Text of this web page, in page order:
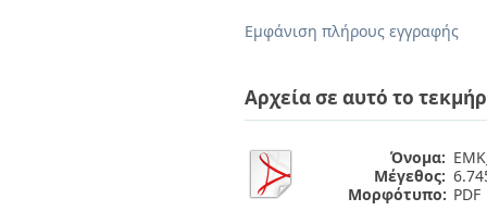
Εμφάνιση πλήρους εγγραφής
Αρχεία σε αυτό το
Όνομα:
Μέγεθος:
Μορφότυπο: PDF